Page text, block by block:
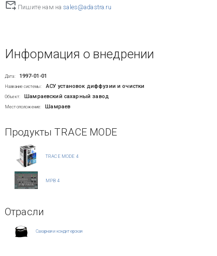
Пишите нам на sales@adastra.ru
Информация о внедрении
Дата: 1997-01-01
Название системы: АСУ установок диффузии и очистки
Объект: Шамраевский сахарный завод
Местоположение: Шамраев
Продукты TRACE MODE
TRACE MODE 4
МРВ 4
Отрасли
Сахарная и кондитерская